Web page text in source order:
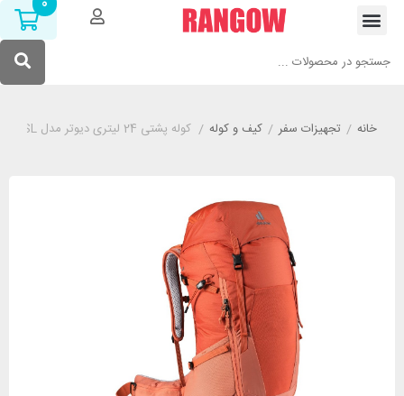
خانه/ تجهیزات سفر/ کیف و کوله/ کوله پشتی 24 لیتری دیوتر مدل DEUTER FUTURA 24 SL آجری